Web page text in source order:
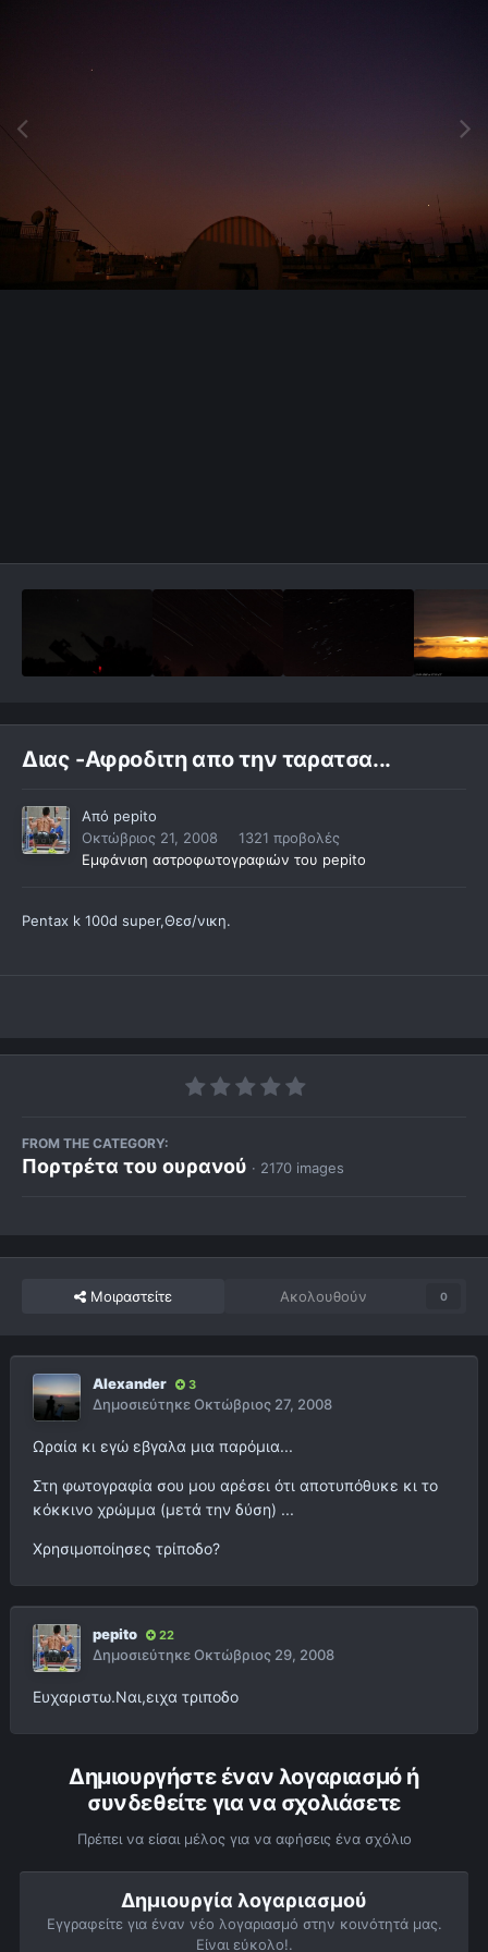
Διας -Αφροδιτη απο την ταρατσα...
Από pepito
Οκτώβριος 21, 2008
1321 προβολές
Εμφάνιση αστροφωτογραφιών του pepito
Pentax k 100d super,Θεσ/νικη.
FROM THE CATEGORY:
Πορτρέτα του ουρανού · 2170 images
Μοιραστείτε Ακολουθούν 0
Alexander 3
ΔημοσιεύτηκεΟκτώβριος 27, 2008
Ωραία κι εγώ εβγαλα μια παρόμια...
Στη φωτογραφία σου μου αρέσει ότι αποτυπόθυκε κι το
κόκκινο χρώμμα (μετά την δύση) ...
Χρησιμοποίησες τρίποδο?
pepito 22
ΔημοσιεύτηκεΟκτώβριος 29, 2008
Ευχαριστω.Ναι,ειχα τριποδο
Δημιουργήστε έναν λογαριασμό ή
συνδεθείτε για να σχολιάσετε
Πρέπει να είσαι μέλος για να αφήσεις ένα σχόλιο
Δημιουργία λογαριασμού
Εγγραφείτε για έναν νέο λογαριασμό στην κοινότητά μας.
Είναι εύκολο!.